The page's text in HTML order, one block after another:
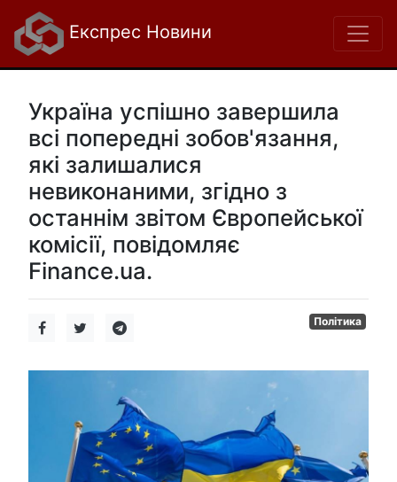
Експрес Новини
Україна успішно завершила
всі попередні зобов'язання,
які залишалися
невиконаними, згідно з
останнім звітом Європейської
комісії, повідомляє
Finance.ua.
Політика